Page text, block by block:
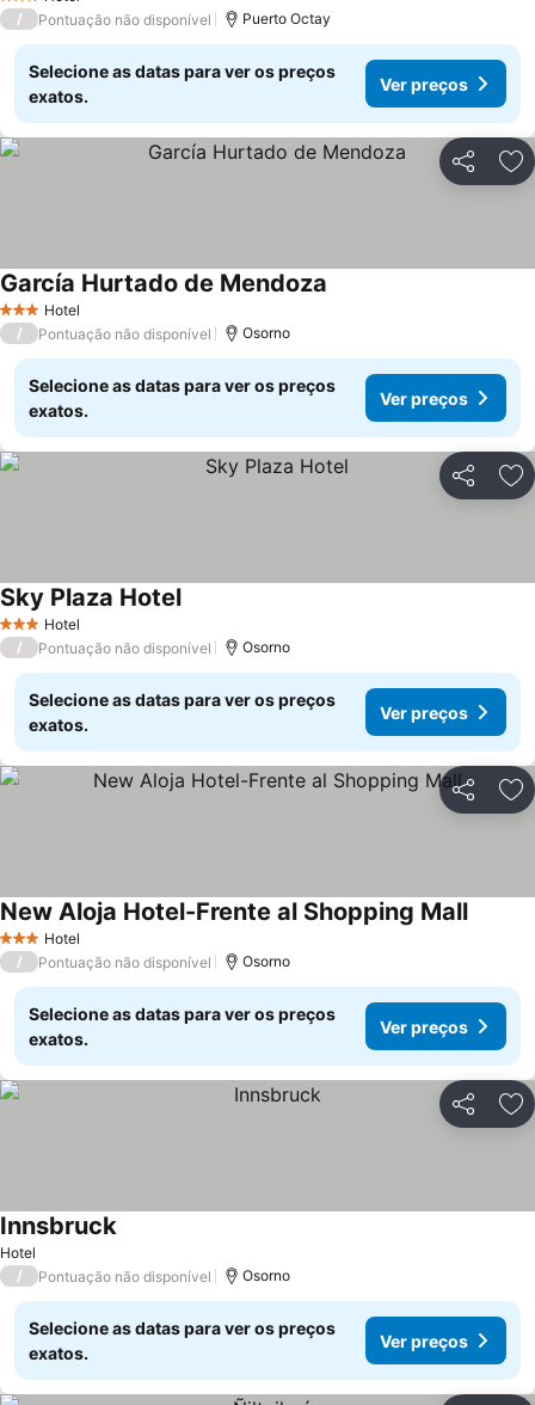
3 Estrelas
/
Pontuação não disponível Puerto Octay
Selecione as datas para ver os preços
exatos.
Ver preços
Partilhar
3 EstrelasHotel
García Hurtado de Mendoza
/ Pontuação não disponível Osorno
Selecione as datas para ver os preços
exatos.
Ver preços
Partilhar
3 EstrelasHotel
Sky Plaza HotelVer preços
/ Pontuação não disponível Osorno
Selecione as datas para ver os preços
exatos.
Ver preços
Partilhar
3 EstrelasHotel
New Aloja Hotel-Frente al Shopping MallVer
/ Pontuação não disponível Osorno
Selecione as datas para ver os preços
exatos.
Ver preços
Partilhar
Hotel
InnsbruckVer preços
/ Pontuação não disponível Osorno
Selecione as datas para ver os preços
exatos.
Ver preços